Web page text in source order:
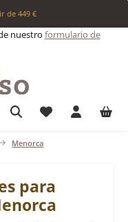
de 449 €
nuestro formulario de
Tienes 0
Menorca
para